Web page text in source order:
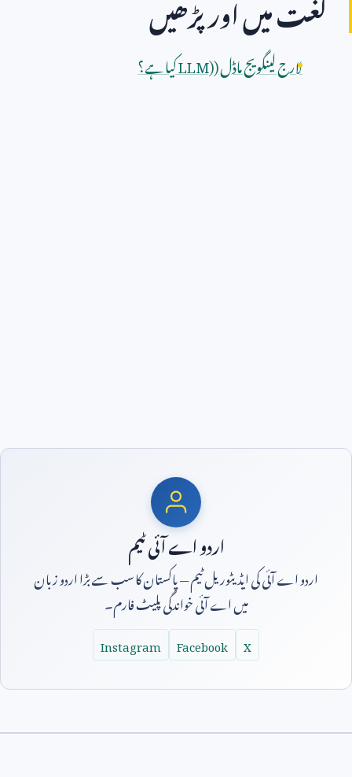
لارج لینگویج ماڈل (LLM)کیا ہے؟
اردو اے آئی ٹیم
اردو اے آئی کی ایڈیٹوریل ٹیم — پاکستان کا سب سے بڑا اردو زبان
میں اے آئی خواندگی پلیٹ فارم۔
X
Facebook
Instagram